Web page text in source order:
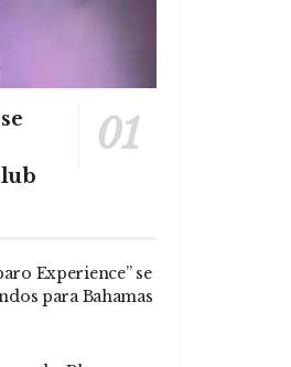
Experience” se
para Bahamas